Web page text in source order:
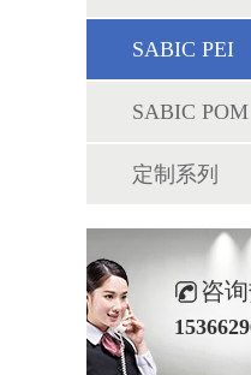
SABIC PEI
SABIC POM
定制系列
咨